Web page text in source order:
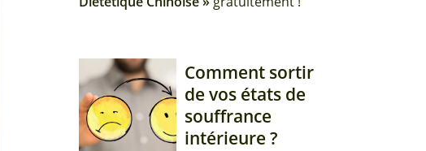
Comment sortir
de vos états de
souffrance
intérieure ?